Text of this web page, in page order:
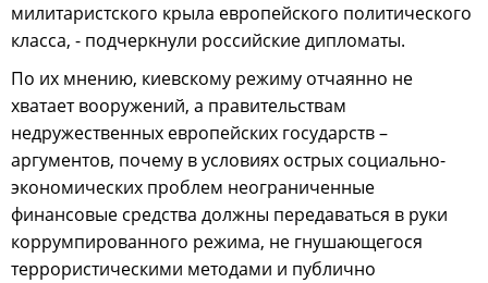
милитаристского крыла европейского политического
класса, - подчеркнули российские дипломаты.
По их мнению, киевскому режиму отчаянно не
хватает вооружений, а правительствам
недружественных европейских государств –
аргументов, почему в условиях острых социально-
экономических проблем неограниченные
финансовые средства должны передаваться в руки
коррумпированного режима, не гнушающегося
террористическими методами и публично